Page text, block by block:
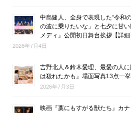
中島健人、全身で表現した“令和
の波に乗りたいな」と七夕に甘
メディ』公開初日舞台挨拶【詳細
2026年7月4日
吉野北人＆鈴木愛理、最愛の人
は殺れたかも』場面写真13点一
2026年7月3日
映画『藁にもすがる獣たち』カ